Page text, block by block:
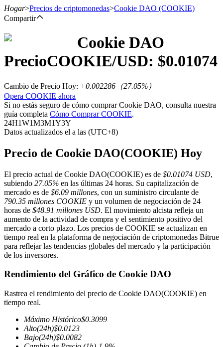
Futuros del USDT
Futuros COIN-M
TradFi
Derivados de acciones, divisas, metales preciosos y materias
Hogar>Precios de criptomonedas>Cookie DAO (COOKIE)
Compartir
Cookie DAO
PrecioCOOKIE/USD: $0.01074
Cambio de Precio Hoy: +0.002286 （27.05%）
Opera COOKIE ahora
Si no estás seguro de cómo comprar Cookie DAO, consulta nuestra
guía completa Cómo Comprar COOKIE.
24H1W1M3M1Y3Y
Datos actualizados el a las (UTC+8)
Precio de Cookie DAO(COOKIE) Hoy
El precio actual de Cookie DAO(COOKIE) es de $0.01074 USD,
subiendo 27.05% en las últimas 24 horas. Su capitalización de
mercado es de $6.09 millones, con un suministro circulante de
790.35 millones COOKIE y un volumen de negociación de 24
horas de $48.91 millones USD. El movimiento alcista refleja un
aumento de la actividad de compra y el sentimiento positivo del
mercado a corto plazo. Los precios de COOKIE se actualizan en
tiempo real en la plataforma de negociación de criptomonedas Bitrue
para reflejar las tendencias globales del mercado y la participación
de los inversores.
Rendimiento del Gráfico de Cookie DAO
Rastrea el rendimiento del precio de Cookie DAO(COOKIE) en
tiempo real.
Máximo Histórico$0.3099
Alto(24h)$0.0123
Bajo(24h)$0.0082